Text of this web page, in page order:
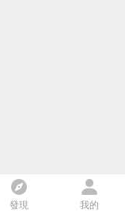
發現 我的